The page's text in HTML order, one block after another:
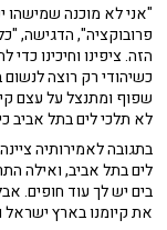
"אני לא מוכנה שמישהו
פרובוקציה", הדגישה,
הזה. ציפינו וחיכינו
כשיהודי רק רוצה
שפוף ומתנצל על עצם
לא תלכי לים בתל אביב
בתגובה לאמירותיה
לים בתל אביב, ואילה
בים יש לך עוד חופים.
את קיומנו בארץ